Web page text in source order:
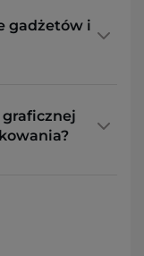
gadżetów i
graficznej